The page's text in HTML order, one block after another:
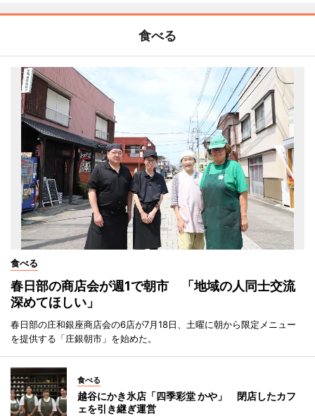
食べる
食べる
春日部の商店会が週1で朝市 「地域の人同士交流
深めてほしい」
春日部の庄和銀座商店会の6店が7月18日、土曜に朝から限定メニュー
を提供する「庄銀朝市」を始めた。
食べる
越谷にかき氷店「四季彩堂 かや」 閉店したカフ
ェを引き継ぎ運営